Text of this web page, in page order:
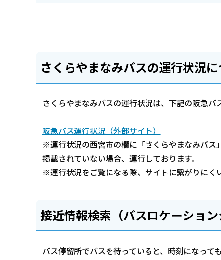
さくらやまなみバスの運行状況に
さくらやまなみバスの運行状況は、下記の阪急バ
阪急バス運行状況（外部サイト）
※運行状況の西宮市の欄に「さくらやまなみバス
掲載されていない場合、運行しております。
※運行状況をご覧になる際、サイトに繋がりにく
接近情報検索（バスロケーション
バス停留所でバスを待っていると、時刻になって